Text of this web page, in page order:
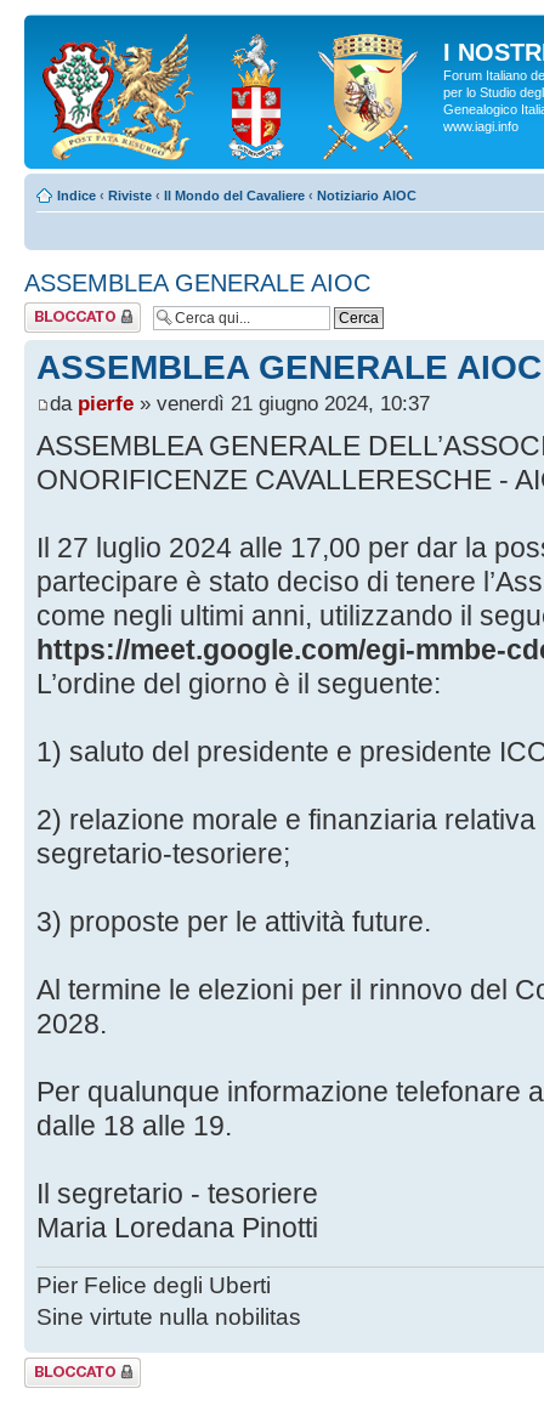
I
Forum Italiano
per lo Studio
Genealogico
www.iagi.info
Indice ‹ Riviste ‹ Il Mondo del Cavaliere ‹ Notiziario AIOC
ASSEMBLEA GENERALE AIOC
Argomento
bloccato
ASSEMBLEA GENERALE AIOC
da pierfe » venerdì 21 giugno 2024, 10:37
ASSEMBLEA GENERALE
ONORIFICENZE CAVALLERESCHE -
Il 27 luglio 2024 alle 17,00 per dar la
partecipare è stato deciso di tenere
come negli ultimi anni, utilizzando il
https://meet.google.com/egi-mmbe-
L’ordine del giorno è il seguente:
1) saluto del presidente e presidente
2) relazione morale e finanziaria
segretario-tesoriere;
3) proposte per le attività future.
Al termine le elezioni per il rinnovo del
2028.
Per qualunque informazione telefonare
dalle 18 alle 19.
Il segretario - tesoriere
Maria Loredana Pinotti
Pier Felice degli Uberti
Sine virtute nulla nobilitas
Argomento
bloccato